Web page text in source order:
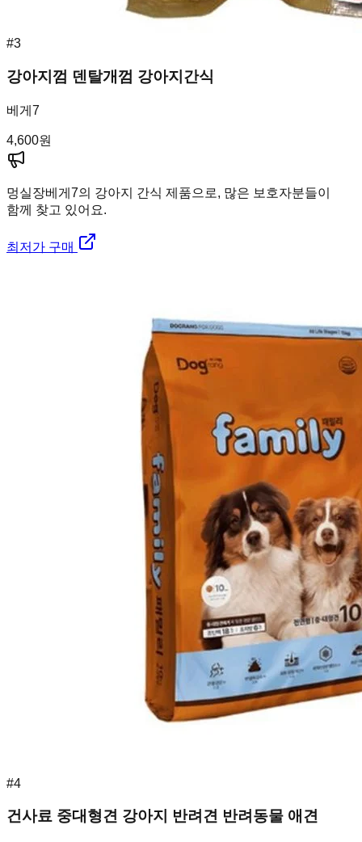
#3
강아지껌 덴탈개껌 강아지간식
베게7
4,600원
멍실장베게7의 강아지 간식 제품으로, 많은 보호자분들이
함께 찾고 있어요.
최저가 구매
#4
건사료 중대형견 강아지 반려견 반려동물 애견